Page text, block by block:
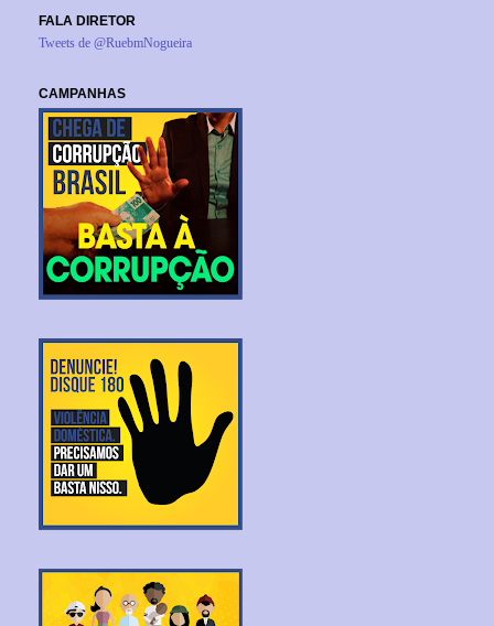
FALA DIRETOR
Tweets de @RuebmNogueira
CAMPANHAS